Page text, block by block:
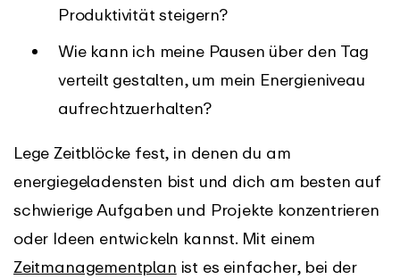
Produktivität steigern?
Wie kann ich meine Pausen über den Tag
verteilt gestalten, um mein Energieniveau
aufrechtzuerhalten?
Lege Zeitblöcke fest, in denen du am
energiegeladensten bist und dich am besten auf
schwierige Aufgaben und Projekte konzentrieren
oder Ideen entwickeln kannst. Mit einem
Zeitmanagementplan ist es einfacher, bei der